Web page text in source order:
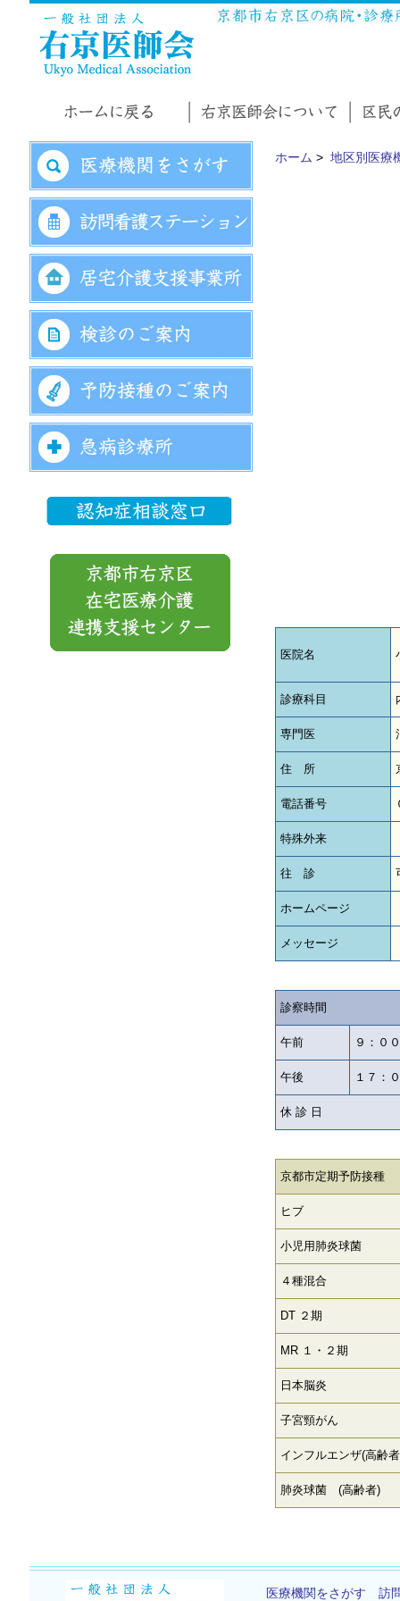
ホーム > 地区別医療
医院名
診療科目
専門医
住 所
電話番号
特殊外来
往 診
ホームページ
メッセージ
診察時間
午前 ９：０
午後 １７：
休 診 日
京都市定期予防接種
ヒブ
小児用肺炎球菌
４種混合
DT ２期
MR １・２期
日本脳炎
子宮頸がん
インフルエンザ(高齢
肺炎球菌 (高齢者)
医療機関をさがす 訪